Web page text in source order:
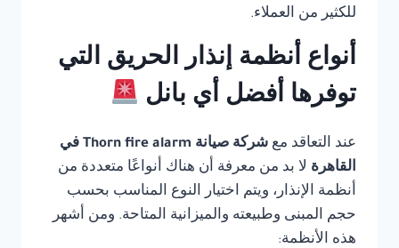
للكثير من العملاء.
أنواع أنظمة إنذار الحريق التي
توفرها أفضل أي بانل
عند التعاقد مع
شركة صيانة Thorn fire alarm في
القاهرة لا بد من معرفة أن هناك أنواعًا متعددة من
أنظمة الإنذار، ويتم اختيار النوع المناسب بحسب
حجم المبنى وطبيعته والميزانية المتاحة. ومن أشهر
هذه الأنظمة: